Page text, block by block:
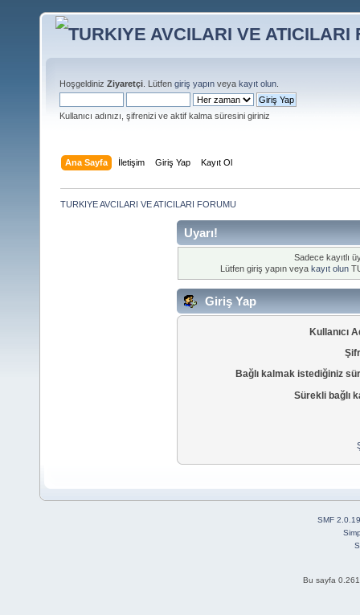
Hoşgeldiniz Ziyaretçi . Lütfen giriş yapın veya kayıt olun
Kullanıcı adınızı, şifrenizi ve aktif kalma süresini giriniz
Ana Sayfa İletişim Giriş Yap Kayıt Ol
TURKIYE AVCILARI VE ATICILARI FORUMU
Uyarı!
Sadece kayıtlı
Lütfen giriş yapın veya kayıt olun
Giriş Yap
Kullanıcı
Bağlı kalmak istediğiniz
Sürekli bağlı
SMF 2.0.19
Bu sayfa